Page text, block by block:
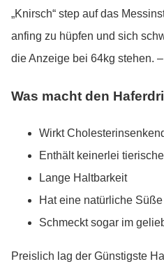
„Knirsch“ step auf das
anfing zu hüpfen und sich
die Anzeige bei 64kg stehen.
Was macht den
Wirkt
Enthält keinerlei
Lange Haltbarkeit
Hat eine natürliche Süße
Schmeckt sogar im
Preislich lag der Günstigste